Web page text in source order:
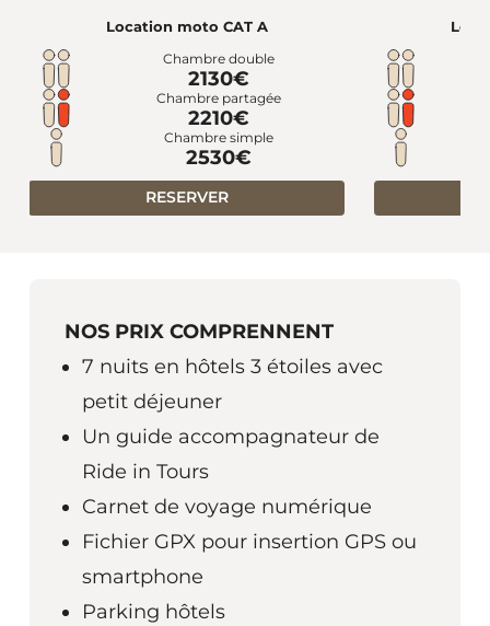
Location moto CAT A
Chambre double
2130€
Chambre partagée
2210€
Chambre simple
2530€
RESERVER
NOS PRIX COMPRENNENT
7 nuits en hôtels 3 étoiles avec
petit déjeuner
Un guide accompagnateur de
Ride in Tours
Carnet de voyage numérique
Fichier GPX pour insertion GPS ou
smartphone
Parking hôtels